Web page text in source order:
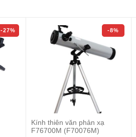
-27% -8%
Kính thiên văn phản xạ
F76700M (F70076M)